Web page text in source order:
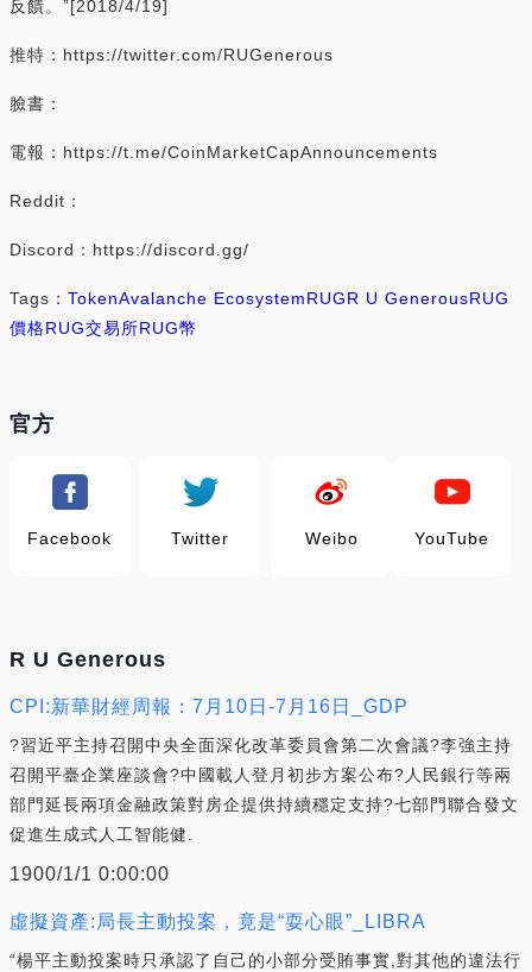
反饋。”[2018/4/19]
推特：https://twitter.com/RUGenerous
臉書：
電報：https://t.me/CoinMarketCapAnnouncements
Reddit：
Discord：https://discord.gg/
Tags： TokenAvalanche EcosystemRUGR U GenerousRUG
價格RUG交易所RUG幣
官方
Facebook Twitter Weibo YouTube
R U Generous
CPI:新華財經周報：7月10日-7月16日_GDP
?習近平主持召開中央全面深化改革委員會第二次會議?李強主持
召開平臺企業座談會?中國載人登月初步方案公布?人民銀行等兩
部門延長兩項金融政策對房企提供持續穩定支持?七部門聯合發文
促進生成式人工智能健.
1900/1/1 0:00:00
虛擬資產:局長主動投案，竟是“耍心眼”_LIBRA
“楊平主動投案時只承認了自己的小部分受賄事實,對其他的違法行